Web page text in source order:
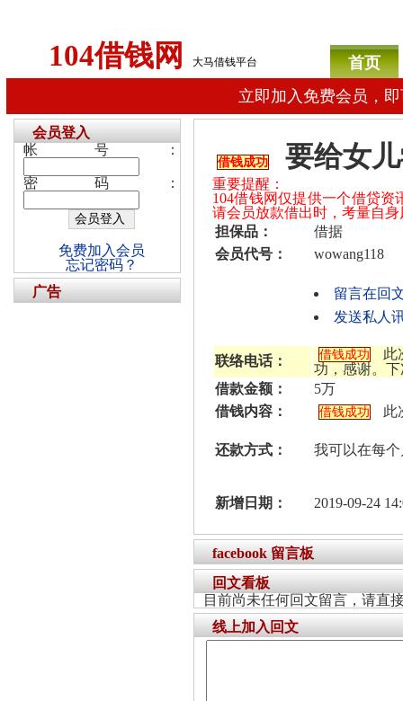
104借钱网 大马借钱平台
首页
立即加入免费会员，
借钱成功 要给女
重要提醒：
104借钱网仅提供一个借贷
请会员放款借出时，考量自
担保品：
借据
会员代号：
wowang118
留言在回
发送私人
联络电话： 借钱成功
此
功，感谢。
借款金额：
5万
借钱内容：
借钱成功 此
还款方式： 我可以在每
新增日期： 2019-09-24
facebook 留言板
回文看板
目前尚未任何回文留言，请直
线上加入回文
会员登入
帐号：
密码：
免费加入会员
忘记密码？
广告